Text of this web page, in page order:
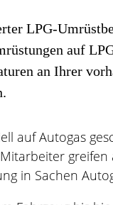
LPG-
auf
an Ihrer
auf Autogas
greifen
in Sachen